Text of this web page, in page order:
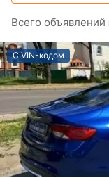
Всего объявлений
С VIN-кодом